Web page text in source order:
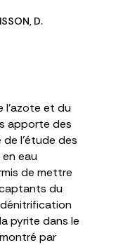
, D.
l’azote et du
apporte des
l’étude des
eau
de mettre
du
pyrite dans le
par